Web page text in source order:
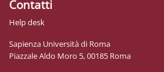
Contatti
Help desk
Sapienza Università di Roma
Piazzale Aldo Moro 5, 00185 Roma